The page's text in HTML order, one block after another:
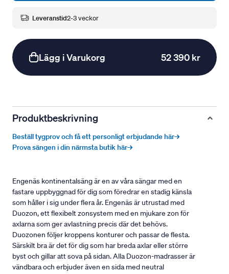
Leveranstid2-3 veckor
Lägg i Varukorg 52 390 kr
Produktbeskrivning
Beställ tygprov och få ett personligt erbjudande här→
Prova sängen i din närmsta butik här→
Engenäs kontinentalsäng är en av våra sängar med en
fastare uppbyggnad för dig som föredrar en stadig känsla
som håller i sig under flera år. Engenäs är utrustad med
Duozon, ett flexibelt zonsystem med en mjukare zon för
axlarna som ger avlastning precis där det behövs.
Duozonen följer kroppens konturer och passar de flesta.
Särskilt bra är det för dig som har breda axlar eller större
byst och gillar att sova på sidan. Alla Duozon-madrasser är
vändbara och erbjuder även en sida med neutral